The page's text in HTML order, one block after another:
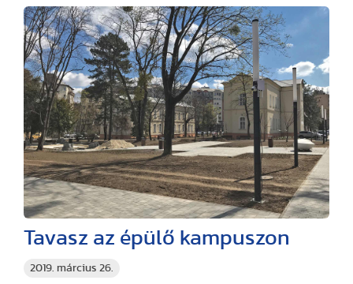
2019. március 26.
Tavasz az épülő kampuszon